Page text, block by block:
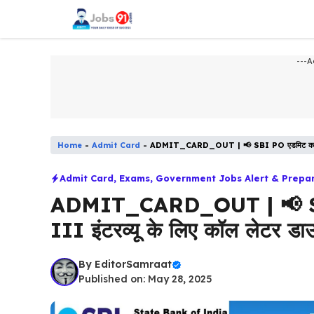
content
---
Home - Admit Card - ADMIT_CARD_OUT | 📢 SBI PO एडमिट
Admit Card, Exams, Government Jobs Alert &
ADMIT_CARD_OUT | 📢
III इंटरव्यू के लिए कॉल लेटर
By EditorSamraat
Published on: May 28, 2025